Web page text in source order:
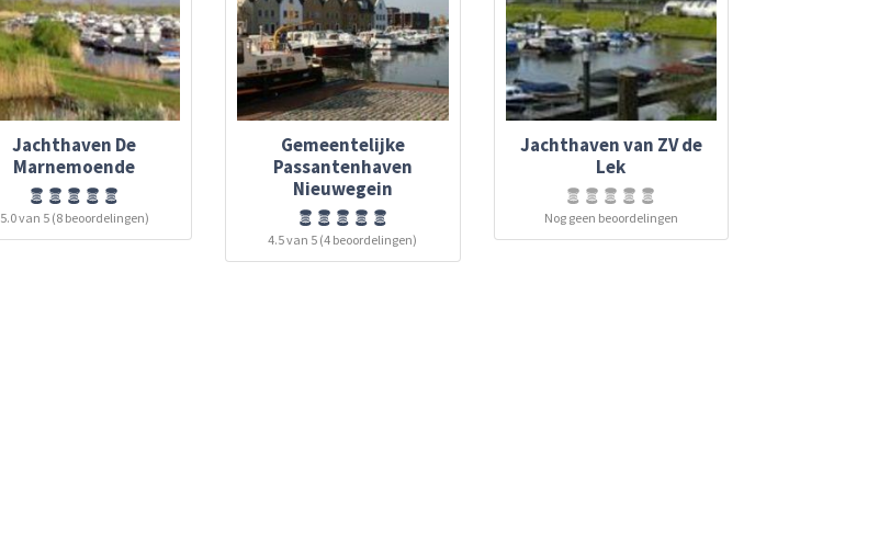
Jachthaven De
Marnemoende
5.0 van 5 (8 beoordelingen)
Gemeentelijke
Passantenhaven
Nieuwegein
4.5 van 5 (4 beoordelingen)
Jachthaven van ZV de
Lek
Nog geen beoordelingen